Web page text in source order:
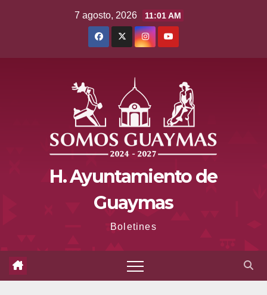
7 agosto, 2026 11:01 AM
H. Ayuntamiento de
Guaymas
Boletines